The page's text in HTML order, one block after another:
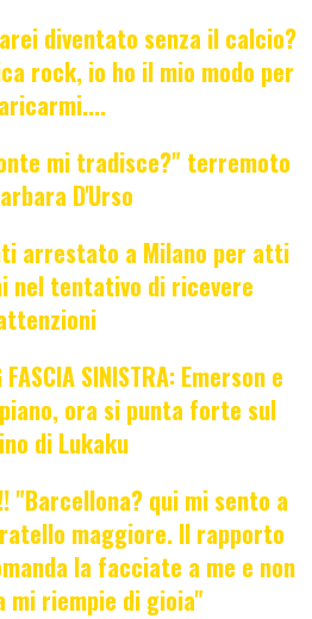
diventato senza il calcio?
rock, io ho il mio modo per
mi tradisce?" terremoto
D'Urso
arrestato a Milano per atti
nel tentativo di ricevere
FASCIA SINISTRA: Emerson e
ora si punta forte sul
di Lukaku
"Barcellona? qui mi sento a
maggiore. Il rapporto
la facciate a me e non
mi riempie di gioia"